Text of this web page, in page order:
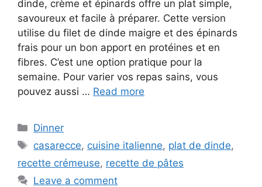
dinde, crème et épinards offre un plat simple,
savoureux et facile à préparer. Cette version
utilise du filet de dinde maigre et des épinards
frais pour un bon apport en protéines et en
fibres. C’est une option pratique pour la
semaine. Pour varier vos repas sains, vous
pouvez aussi … Read more
Categories
Dinner
Tags
casarecce, cuisine italienne, plat de dinde,
recette crémeuse, recette de pâtes
Leave a comment